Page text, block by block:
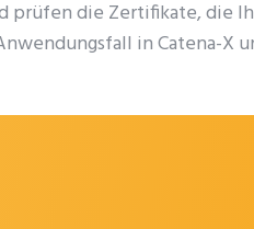
prüfen die Zertifikate, die
in Catena-X